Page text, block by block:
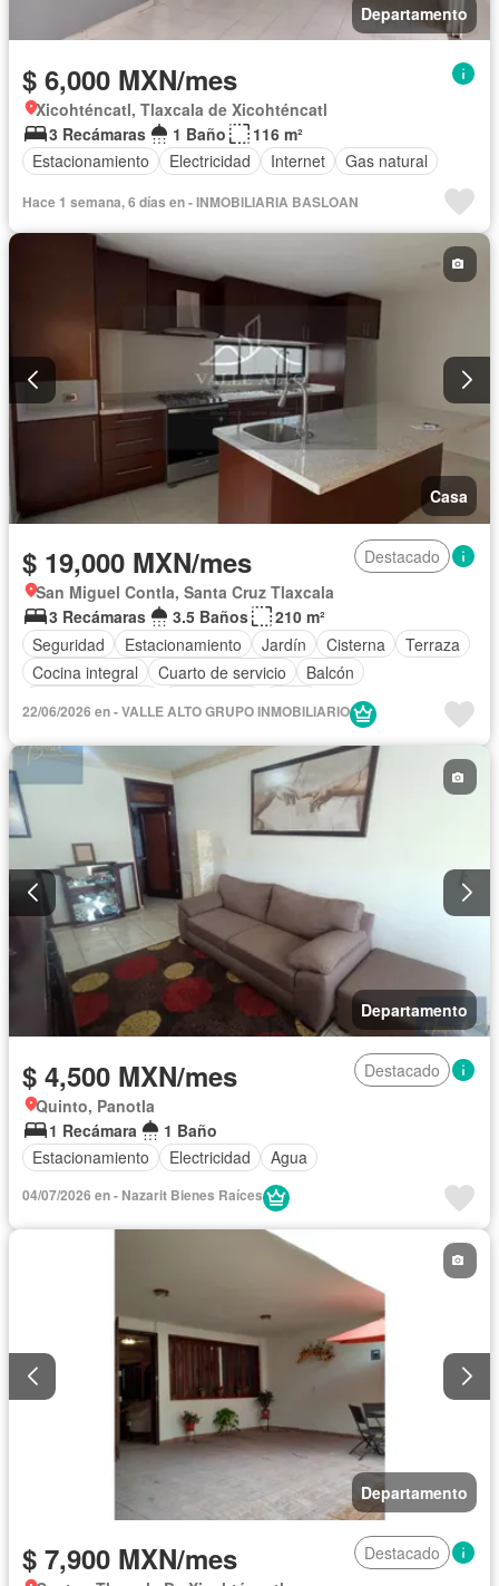
Departamento
$ 6,000 MXN/mes
Xicohténcatl, Tlaxcala de Xicohténcatl
3 Recámaras
1 Baño
116 m²
Estacionamiento
Electricidad Internet Gas natural
Hace 1 semana, 6 días en - INMOBILIARIA BASLOAN
Casa
$ 19,000 MXN/mes
Destacado
San Miguel Contla, Santa Cruz Tlaxcala
3 Recámaras
3.5 Baños
210 m²
Seguridad
Estacionamiento Jardín Cisterna
Terraza
Cocina integral
Cuarto de servicio
Balcón
Caseta de vigilancia
Solo familias
Permite niños
Sin amueblar
22/06/2026 en - VALLE ALTO GRUPO INMOBILIARIO
Departamento
$ 4,500 MXN/mes
Destacado
Quinto, Panotla
1 Recámara
1 Baño
Estacionamiento
Electricidad Agua
04/07/2026 en - Nazarit Bienes Raíces
Departamento
$ 7,900 MXN/mes
Destacado